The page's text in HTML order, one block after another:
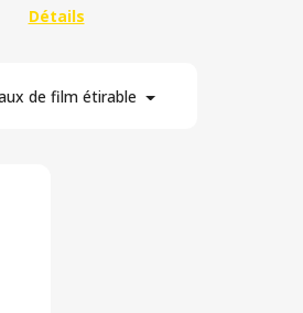
de film étirable